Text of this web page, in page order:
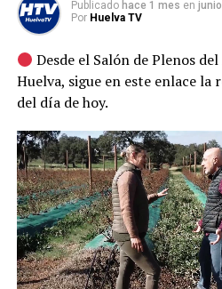
Publicado hace 1 mes en
Por Huelva TV
Desde el Salón de Plenos
Huelva, sigue en este enlace
del día de hoy.